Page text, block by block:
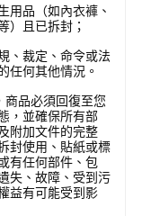
用品（如內衣褲、
）且已拆封；
、裁定、命令或法
任何其他情況。
品必須回復至您
，並確保所有部
附加文件的完整
封使用、貼紙或標
有任何部件、包
失、故障、受到污
益有可能受到影